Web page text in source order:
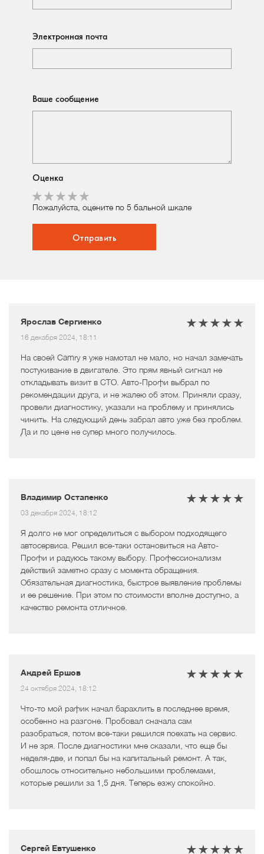
Электронная почта
Ваше сообщение
Оценка
Пожалуйста, оцените по 5 бальной шкале
Ярослав Сергиенко
16 декабря 2024, 18:11
На своей Camry я уже намотал не мало, но начал замечать
постукивание в двигателе. Это прям явный сигнал не
откладывать визит в СТО. Авто-Профи выбрал по
рекомендации друга, и не жалею об этом. Приняли сразу,
провели диагностику, указали на проблему и принялись
чинить. На следующий день забрал авто уже без проблем.
Да и по цене не супер много получилось.
Владимир Остапенко
03 декабря 2024, 18:12
Я долго не мог определиться с выбором подходящего
автосервиса. Решил все-таки остановиться на Авто-
Профи и радуюсь такому выбору. Профессионализм
действий заметно сразу с момента обращения.
Обязательная диагностика, быстрое выявление проблемы
и ее решение. При этом по стоимости вполне доступно, а
качество ремонта отличное.
Андрей Ершов
24 октября 2024, 18:12
Что-то мой рафик начал барахлить в последнее время,
особенно на разгоне. Пробовал сначала сам
разобраться, потом все-таки решился поехать на сервис.
И не зря. После диагностики мне сказали, что еще бы
неделя-две, и попал бы на капитальный ремонт. А так,
обошлось относительно небольшими проблемами,
которые решили за 1,5 дня. Теперь езжу спокойно.
Сергей Евтушенко